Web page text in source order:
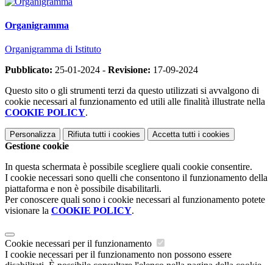
Organigramma
Organigramma di Istituto
Pubblicato: 25-01-2024 - Revisione: 17-09-2024
Questo sito o gli strumenti terzi da questo utilizzati si avvalgono di
cookie necessari al funzionamento ed utili alle finalità illustrate nella
COOKIE POLICY.
Personalizza Rifiuta tutti i cookies Accetta tutti i cookies
Gestione cookie
In questa schermata è possibile scegliere quali cookie consentire.
I cookie necessari sono quelli che consentono il funzionamento della
piattaforma e non è possibile disabilitarli.
Per conoscere quali sono i cookie necessari al funzionamento potete
visionare la COOKIE POLICY.
Cookie necessari per il funzionamento
I cookie necessari per il funzionamento non possono essere